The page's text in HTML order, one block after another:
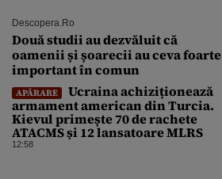
Descopera.ro
Două studii au dezvăluit că
oamenii și șoarecii au ceva foarte
important în comun
APĂRARE
Ucraina achiziționează
armament american din Turcia.
Kievul primește 70 de rachete
ATACMS și 12 lansatoare MLRS
12:58